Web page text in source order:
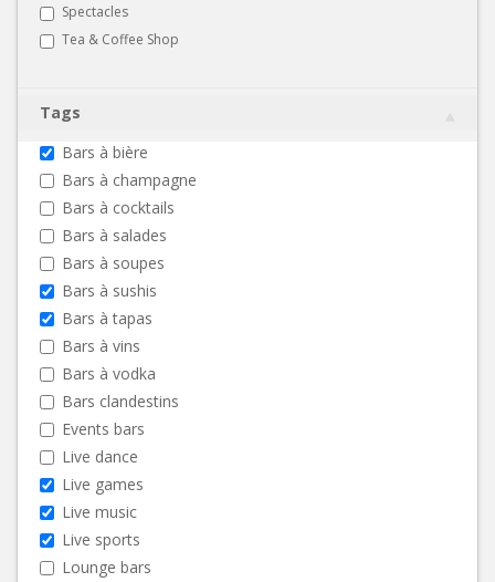
Spectacles
Tea & Coffee Shop
Tags
Bars à bière
Bars à champagne
Bars à cocktails
Bars à salades
Bars à soupes
Bars à sushis
Bars à tapas
Bars à vins
Bars à vodka
Bars clandestins
Events bars
Live dance
Live games
Live music
Live sports
Lounge bars